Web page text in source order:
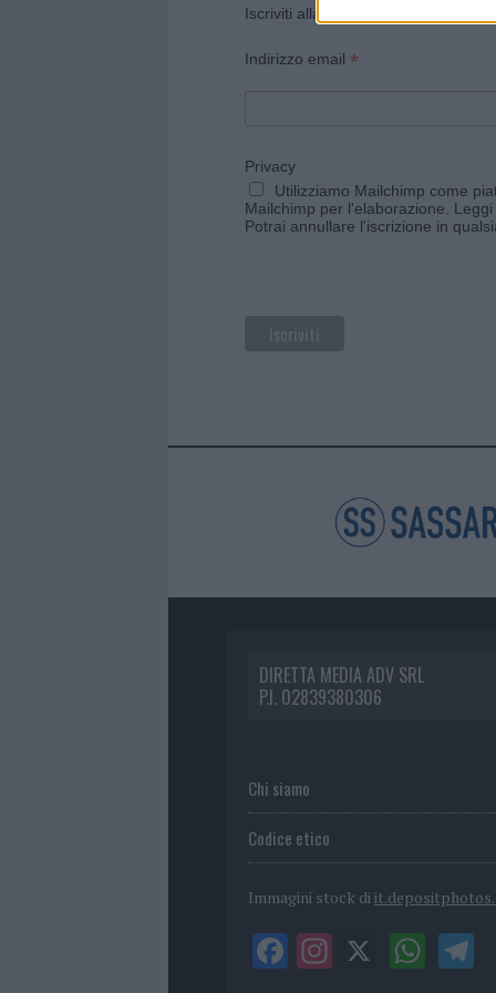
Iscriviti alla newsletter di Gallura
Indirizzo email *
Privacy
Utilizziamo Mailchimp come
Mailchimp per l'elaborazione.
Potrai annullare l'iscrizione in
DIRETTA MEDIA ADV SRL
P.I. 02839380306
Chi siamo
Codice etico
Immagini stock di